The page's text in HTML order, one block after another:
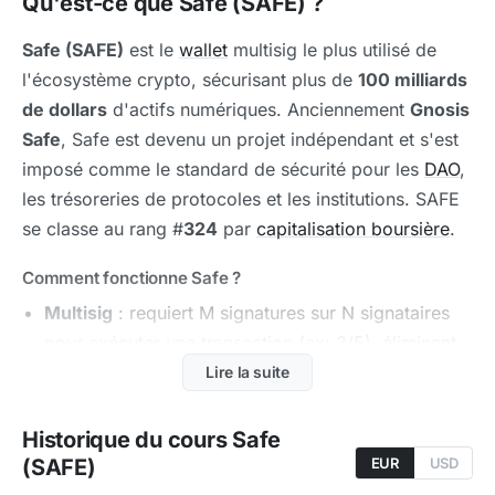
Safe (SAFE) est le wallet multisig le plus utilisé de
l'écosystème crypto, sécurisant plus de 100 milliards
de dollars d'actifs numériques. Anciennement Gnosis
Safe, Safe est devenu un projet indépendant et s'est
imposé comme le standard de sécurité pour les DAO,
les trésoreries de protocoles et les institutions. SAFE
se classe au rang #324 par capitalisation boursière.
Comment fonctionne Safe ?
Multisig : requiert M signatures sur N signataires
le risque du point de défaillance unique
smart contracts, offrant des fonctionnalités
avancées (récupération, modules, garde-fous)
Lire la suite
Historique du cours Safe
(SAFE)
EUR USD